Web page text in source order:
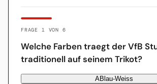
FRAGE 1 VON 6
Welche Farben traegt der VfB
traditionell auf seinem Trikot?
ABlau-Weiss